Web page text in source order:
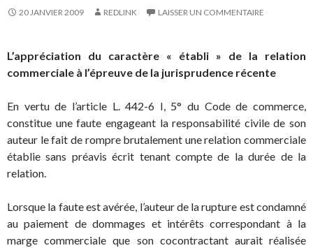
20 JANVIER 2009 REDLINK LAISSER UN COMMENTAIRE
L’appréciation du caractère « établi » de la relation
commerciale à l’épreuve de la jurisprudence récente
En vertu de l’article L. 442-6 I, 5° du Code de commerce,
constitue une faute engageant la responsabilité civile de son
auteur le fait de rompre brutalement une relation commerciale
établie sans préavis écrit tenant compte de la durée de la
relation.
Lorsque la faute est avérée, l’auteur de la rupture est condamné
au paiement de dommages et intérêts correspondant à la
marge commerciale que son cocontractant aurait réalisée